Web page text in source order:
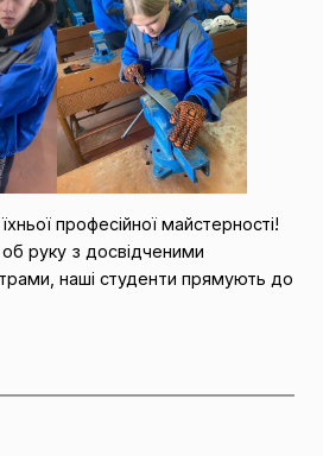
професійної майстерності!
руку з досвідченими
наші студенти прямують до